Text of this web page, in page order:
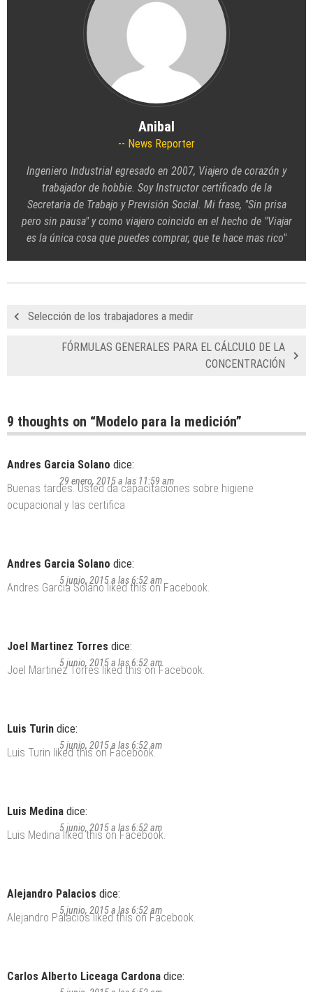
Anibal
News Reporter
Ingeniero Industrial egresado en 2007, Viajero de corazón y
trabajador de hobbie. Soy Instructor certificado de la
Secretaria de Trabajo y Previsión Social. Mi frase, "Sin prisa
pero sin pausa" y como viajero coincido en el hecho de "Viajar
es la única cosa que puedes comprar, que te hace mas rico"
Selección de los trabajadores a medir
FÓRMULAS GENERALES PARA EL CÁLCULO DE LA
CONCENTRACIÓN
9 thoughts on “Modelo para la medición”
Andres Garcia Solano dice:
29 enero, 2015 a las 11:59 am
Buenas tardes. Usted da capacitaciones sobre higiene
ocupacional y las certifica
Andres Garcia Solano dice:
5 junio, 2015 a las 6:52 am
Andres Garcia Solanoliked this on Facebook.
Joel Martinez Torres dice:
5 junio, 2015 a las 6:52 am
Joel Martinez Torresliked this on Facebook.
Luis Turin dice:
5 junio, 2015 a las 6:52 am
Luis Turin liked this on Facebook.
Luis Medina dice:
5 junio, 2015 a las 6:52 am
Luis Medinaliked this on Facebook.
Alejandro Palacios dice:
5 junio, 2015 a las 6:52 am
Alejandro Palaciosliked this on Facebook.
Carlos Alberto Liceaga Cardona dice: